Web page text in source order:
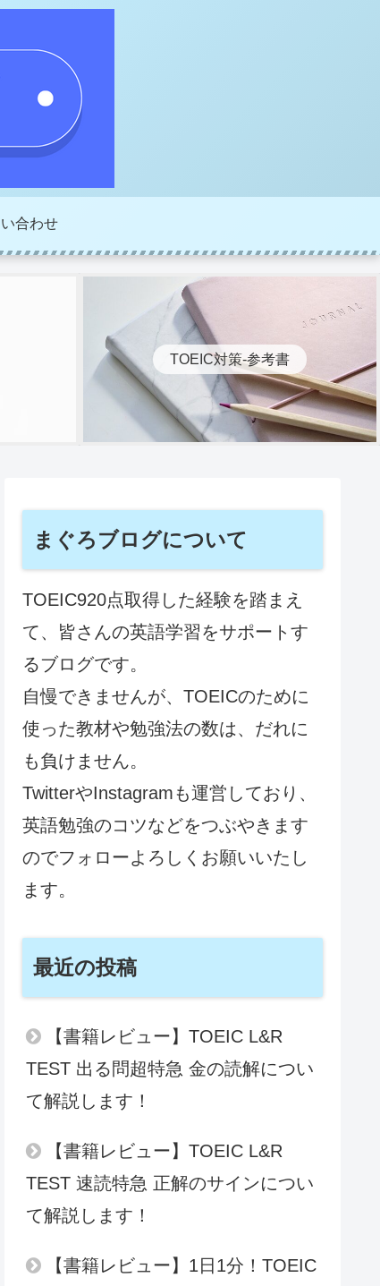
合わせ
TOEIC対策-参考書
まぐろブログについて
TOEIC920点取得した経験を踏まえ
て、皆さんの英語学習をサポートす
るブログです。
自慢できませんが、TOEICのために
使った教材や勉強法の数は、だれに
も負けません。
TwitterやInstagramも運営しており、
英語勉強のコツなどをつぶやきます
のでフォローよろしくお願いいたし
ます。
最近の投稿
【書籍レビュー】TOEIC L&R
TEST 出る問超特急 金の読解につい
て解説します！
【書籍レビュー】TOEIC L&R
TEST 速読特急 正解のサインについ
て解説します！
【書籍レビュー】1日1分！TOEIC